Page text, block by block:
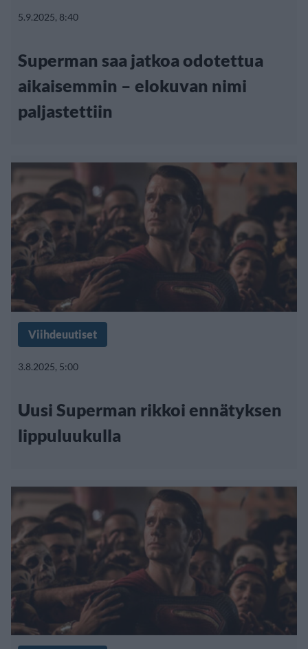
5.9.2025, 8:40
Superman saa jatkoa odotettua
aikaisemmin – elokuvan nimi
paljastettiin
Viihdeuutiset
3.8.2025, 5:00
Uusi Superman rikkoi ennätyksen
lippuluukulla